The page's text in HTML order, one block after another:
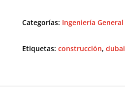
Categorías: Ingeniería General
Etiquetas: construcción, dubai